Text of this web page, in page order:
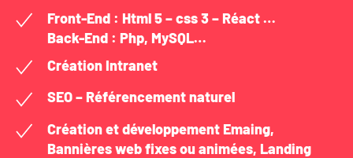
Front-End : Html 5 – css 3 – Réact …
Back-End : Php, MySQL…
Création Intranet
SEO – Référencement naturel
Création et développement Emaing,
Bannières web fixes ou animées, Landing